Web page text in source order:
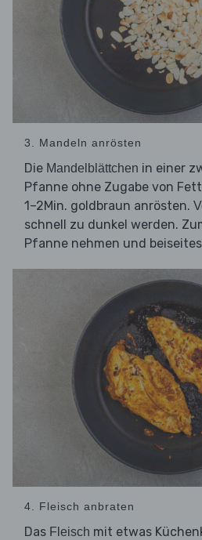
3. Mandeln anrösten
Die Mandelblättchen in einer
Pfanne ohne Zugabe von
1–2Min. goldbraun anrösten.
schnell zu dunkel werden.
Pfanne nehmen und
4. Fleisch anbraten
Das Fleisch mit etwas